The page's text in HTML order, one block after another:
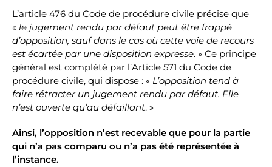
L’article 476 du Code de procédure civile précise que
« le jugement rendu par défaut peut être frappé
d’opposition, sauf dans le cas où cette voie de recours
est écartée par une disposition expresse. » Ce principe
général est complété par l’Article 571 du Code de
procédure civile, qui dispose : « L’opposition tend à
faire rétracter un jugement rendu par défaut. Elle
n’est ouverte qu’au défaillant. »
Ainsi, l’opposition n’est recevable que pour la partie
qui n’a pas comparu ou n’a pas été représentée à
l’instance.